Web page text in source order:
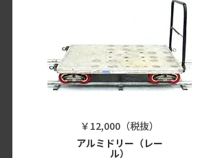
￥12,000（税抜）
アルミドリー（レー
ル）